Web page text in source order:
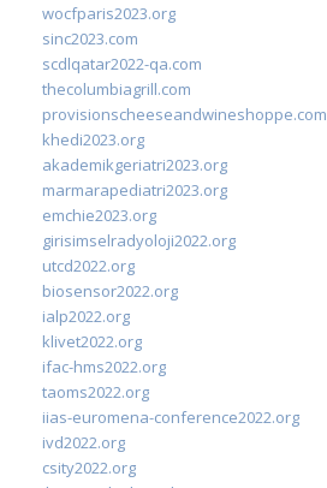
wocfparis2023.org
sinc2023.com
scdlqatar2022-qa.com
thecolumbiagrill.com
provisionscheeseandwineshoppe.com
khedi2023.org
akademikgeriatri2023.org
marmarapediatri2023.org
emchie2023.org
girisimselradyoloji2022.org
utcd2022.org
biosensor2022.org
ialp2022.org
klivet2022.org
ifac-hms2022.org
taoms2022.org
iias-euromena-conference2022.org
ivd2022.org
csity2022.org